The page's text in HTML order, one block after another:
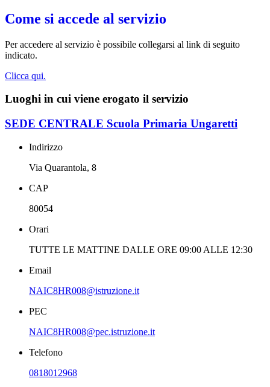
Come si accede al servizio
Per accedere al servizio è possibile collegarsi al link di seguito
indicato.
Clicca qui.
Luoghi in cui viene erogato il servizio
SEDE CENTRALE Scuola Primaria Ungaretti
Indirizzo
Via Quarantola, 8
CAP
80054
Orari
TUTTE LE MATTINE DALLE ORE 09:00 ALLE 12:30
Email
NAIC8HR008@istruzione.it
PEC
NAIC8HR008@pec.istruzione.it
Telefono
0818012968